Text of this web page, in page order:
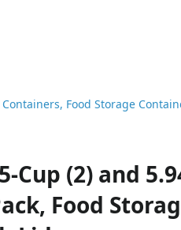
Food Storage
Cup (2) and
Food